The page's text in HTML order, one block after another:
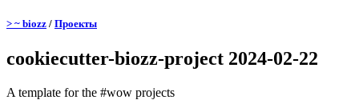
> ~ biozz / Проекты
cookiecutter-biozz-project 2024-02-22
A template for the #wow projects